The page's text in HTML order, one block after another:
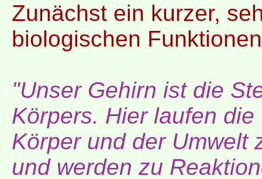
Zunächst ein kurzer,
biologischen
"Unser Gehirn ist die
Körpers. Hier laufen
Körper und der Umwelt
und werden zu